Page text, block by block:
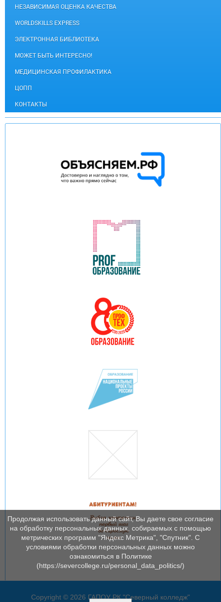
НЕЗАВИСИМАЯ ОЦЕНКА КАЧЕСТВА
WORLDSKILLS EXPRESS
ЭЛЕКТРОННАЯ БИБЛИОТЕКА
МОЖЕТ БЫТЬ ИНТЕРЕСНО!
МЕДИЦИНСКАЯ ПРОФИЛАКТИКА
ЦОПП
КОНТАКТЫ
Copyright © 2026 ГАПОУ РК "Северный колледж"
Продолжая использовать данный сайт, Вы даете свое согласие
на обработку персональных данных, собираемых с помощью
метрических программ "Яндекс Метрика", "Спутник". С
условиями обработки персональных данных можно
ознакомиться в Политике
(https://severcollege.ru/personal_data_politics/)